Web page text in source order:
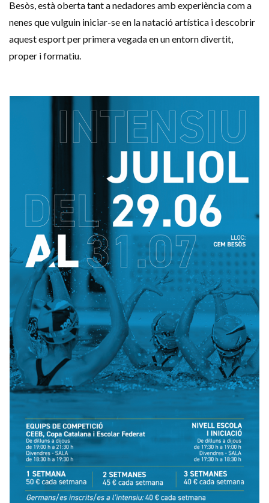
Besòs, està oberta tant a nedadores amb experiència com a
nenes que vulguin iniciar-se en la natació artística i descobrir
aquest esport per primera vegada en un entorn divertit,
proper i formatiu.